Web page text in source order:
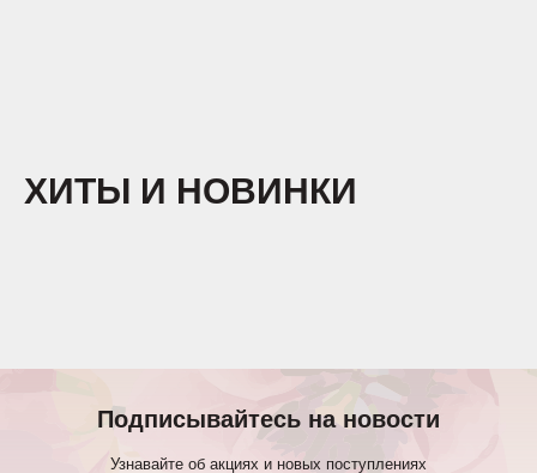
ХИТЫ И НОВИНКИ
Подписывайтесь на новости
Узнавайте об акциях и новых поступлениях